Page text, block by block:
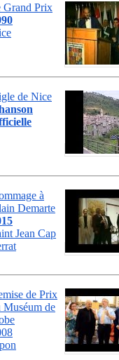
Grand Prix
de Nice
à
Demarte
Jean Cap
de Prix
Muséum de